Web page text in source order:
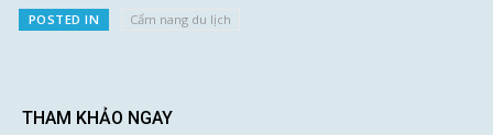
POSTED IN Cẩm nang du lịch
THAM KHẢO NGAY